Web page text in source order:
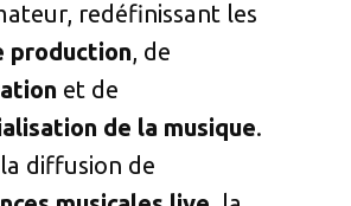
redéfinissant les
production, de
et de
de la musique.
diffusion de